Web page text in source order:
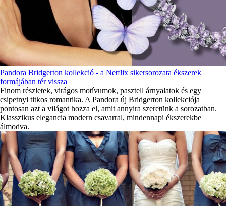
Pandora Bridgerton kollekció - a Netflix sikersorozata ékszerek
formájában tér vissza
Finom részletek, virágos motívumok, pasztell árnyalatok és egy
csipetnyi titkos romantika. A Pandora új Bridgerton kollekciója
pontosan azt a világot hozza el, amit annyira szeretünk a sorozatban.
Klasszikus elegancia modern csavarral, mindennapi ékszerekbe
álmodva.